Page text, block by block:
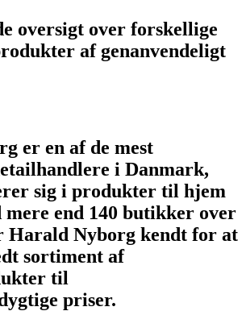
oversigt over forskellige
af genanvendeligt
er en af de mest
i Danmark,
sig i produkter til hjem
mere end 140 butikker over
Harald Nyborg kendt for at
sortiment af
til
priser.